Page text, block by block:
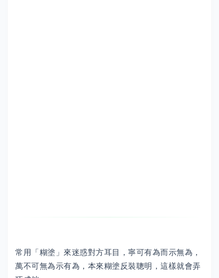
常用「糊塗」來迷惑對方耳目，寧可有為而示無為，
萬不可無為示有為，本來糊塗反裝聰明，這樣就會弄